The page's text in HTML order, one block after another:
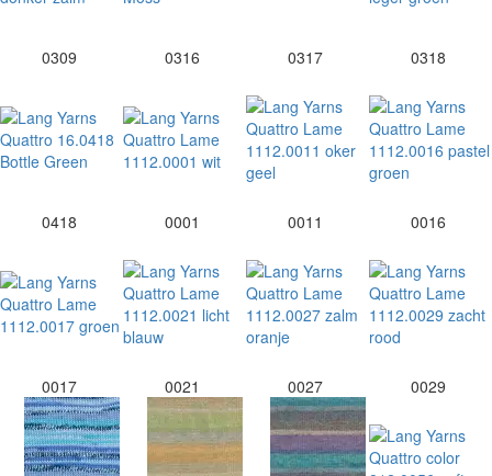
0309 0316 0317 0318
0418 0001 0011 0016
0017 0021 0027 0029